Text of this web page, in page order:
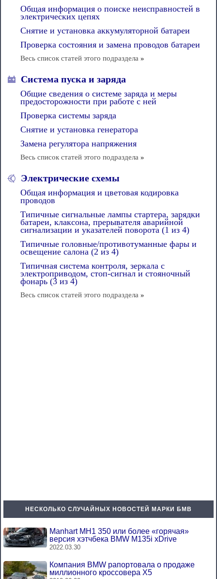
Общая информация о поиске неисправностей в
электрических цепях
Снятие и установка аккумуляторной батареи
Проверка состояния и замена проводов батареи
Весь список статей этого подраздела »
Система пуска и заряда
Общие сведения о системе заряда и меры
предосторожности при работе с ней
Проверка системы заряда
Снятие и установка генератора
Замена регулятора напряжения
Весь список статей этого подраздела »
Электрические схемы
Общая информация и цветовая кодировка
проводов
Типичные сигнальные лампы стартера, зарядки
батареи, клаксона, прерывателя аварийной
сигнализации и указателей поворота (1 из 4)
Типичные головные/противотуманные фары и
освещение салона (2 из 4)
Типичная система контроля, зеркала с
электроприводом, стоп-сигнал и стояночный
фонарь (3 из 4)
Весь список статей этого подраздела »
НЕСКОЛЬКО СЛУЧАЙНЫХ НОВОСТЕЙ МАРКИ БМВ
Manhart MH1 350 или более «горячая»
версия хэтчбека BMW M135i xDrive
2022.03.30
Компания BMW рапортовала о продаже
миллионного кроссовера X5